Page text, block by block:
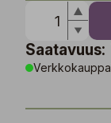
Saatavuus:
Verkkokauppa